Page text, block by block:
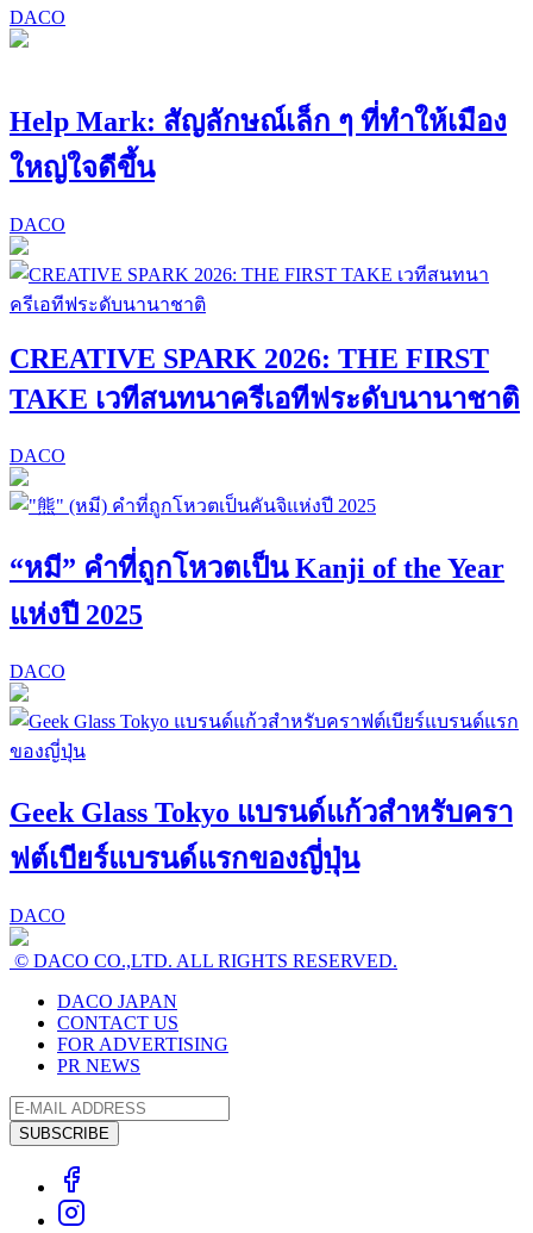
DACO
Help Mark: สัญลักษณ์เล็ก ๆ ที่ทำให้เมือง
ใหญ่ใจดีขึ้น
DACO
CREATIVE SPARK 2026: THE FIRST
TAKE เวทีสนทนาครีเอทีฟระดับนานาชาติ
DACO
“หมี” คำที่ถูกโหวตเป็น Kanji of the Year
แห่งปี 2025
DACO
Geek Glass Tokyo แบรนด์แก้วสำหรับครา
ฟต์เบียร์แบรนด์แรกของญี่ปุ่น
DACO
© DACO CO.,LTD. ALL RIGHTS RESERVED.
DACO JAPAN
CONTACT US
FOR ADVERTISING
PR NEWS